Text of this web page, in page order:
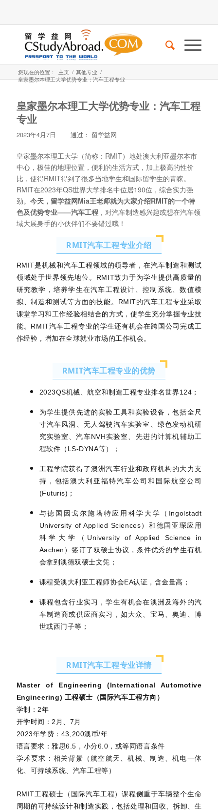
您现在的位置： 主页 / 其他专业 /
皇家墨尔本理工大学优势专业：汽车工程专业
皇家墨尔本理工大学优势专业：汽车工程
专业
2023年4月7日 通过： 留学益网
皇家墨尔本理工大学（简称：RMIT）地处澳大利亚墨尔本市
中心，极佳的地理位置，便利的生活方式，加上极高的性价
比，使得RMIT得到了很多当地学生和国际留学生的青睐。
RMIT在2023年QS世界大学排名中位居190位，综合实力强
劲。 今天，留学益网Mia王老师就为大家介绍RMIT的一个特
色及优势专业——汽车工程，对汽车制造感兴趣或想在汽车领
域大展身手的小伙伴们不要错过哦！
RMIT汽车工程专业介绍
RMIT是机械和汽车工程领域的领导者，在汽车制造和测试
领域处于世界领先地位。RMIT致力于为学生提供高质量的
研究教学，培养学生在汽车工程设计、控制系统、数值模
拟、制造和测试等方面的技能。RMIT的汽车工程专业采取
课堂学习和工作经验相结合的方式，使学生充分掌握专业技
能。RMIT汽车工程专业的学生还有机会在跨国公司完成工
作经验，增加在全球就业市场的工作机会。
RMIT汽车工程专业的优势
2023QS机械、航空和制造工程专业排名世界124；
为学生提供先进的实验工具和实验设备，包括全尺
寸汽车风洞、无人驾驶汽车实验室、绿色发动机研
究实验室、汽车NVH实验室、先进的计算机辅助工
程软件（LS-DYNA等）；
工程学院获得了澳洲汽车行业和政府机构的大力支
持，包括澳大利亚福特汽车公司和国际航空公司
(Futuris)；
与德国因戈尔施塔特应用科学大学（Ingolstadt
University of Applied Sciences）和德国亚琛应用
科学大学（University of Applied Science in
Aachen）签订了双硕士协议，条件优秀的学生有机
会拿到澳德双硕士文凭；
课程受澳大利亚工程师协会EA认证，含金量高；
课程包含行业实习，学生有机会在澳洲及海外的汽
车制造商或供应商实习，如大众、宝马、奥迪、博
世或西门子等；
RMIT汽车工程专业详情
Master of Engineering (International Automotive
Engineering) 工程硕士（国际汽车工程方向）
学制：2年
开学时间：2月、7月
2023年学费：43,200澳币/年
语言要求：雅思6.5，小分6.0，或等同语言条件
学术要求：相关背景（航空航天、机械、制造、机电一体
化、可持续系统、汽车工程等）
RMIT工程硕士（国际汽车工程）课程侧重于车辆整个生命
周期的可持续设计和制造实践，包括处理和回收、拆卸、生